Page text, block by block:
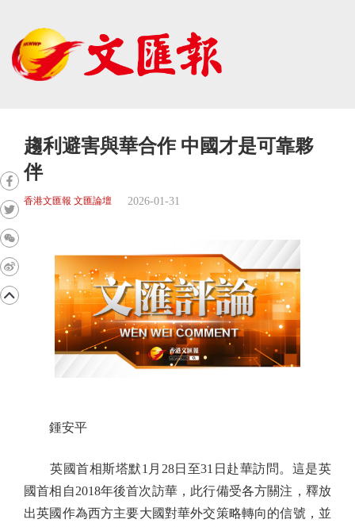
趨利避害與華合作 中國才是可靠夥
伴
香港文匯報 文匯論壇 2026-01-31
鍾安平
英國首相斯塔默1月28日至31日赴華訪問。這是英
國首相自2018年後首次訪華，此行備受各方關注，釋放
出英國作為西方主要大國對華外交策略轉向的信號，並